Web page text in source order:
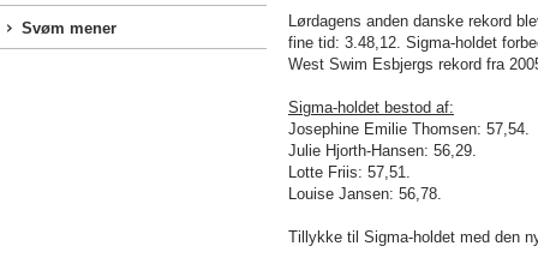
Svøm mener
Lørdagens anden danske rekord
fine tid: 3.48,12. Sigma-holdet
West Swim Esbjergs rekord fra
Sigma-holdet bestod af:
Josephine Emilie Thomsen: 57,54.
Julie Hjorth-Hansen: 56,29.
Lotte Friis: 57,51.
Louise Jansen: 56,78.
Tillykke til Sigma-holdet med den